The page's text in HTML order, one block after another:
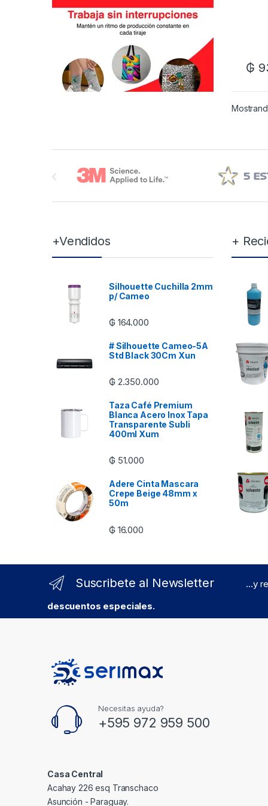
₲
+Vendidos
Silhouette Cuchilla 2mm
p/ Cameo
₲ 164.000
# Silhouette Cameo-5A
Std Black 30Cm Xun
₲ 2.350.000
Taza Café Premium
Blanca Acero Inox Tapa
Transparente Subli
400ml Xum
₲ 51.000
Adere Cinta Mascara
Crepe Beige 48mm x
50m
₲ 16.000
+
Suscribete al Newsletter ...y
descuentos especiales.
Necesitas ayuda?
+595 972 959 500
Casa Central
Acahay 226 esq Transchaco
Asunción - Paraguay.